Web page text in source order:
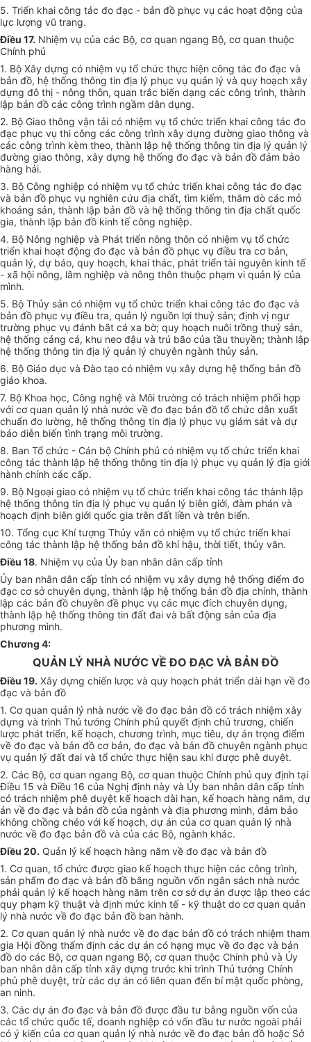
5. Triển khai công tác đo đạc - bản đồ phục vụ các hoạt động của
lực lượng vũ trang.
Điều 17. Nhiệm vụ của các Bộ, cơ quan ngang Bộ, cơ quan thuộc
Chính phủ
1. Bộ Xây dựng có nhiệm vụ tổ chức thực hiện công tác đo đạc và
bản đồ, hệ thống thông tin địa lý phục vụ quản lý và quy hoạch xây
dựng đô thị - nông thôn, quan trắc biến dạng các công trình, thành
lập bản đồ các công trình ngầm dân dụng.
2. Bộ Giao thông vận tải có nhiệm vụ tổ chức triển khai công tác đo
đạc phục vụ thi công các công trình xây dựng đường giao thông và
các công trình kèm theo, thành lập hệ thống thông tin địa lý quản lý
đường giao thông, xây dựng hệ thống đo đạc và bản đồ đảm bảo
hàng hải.
3. Bộ Công nghiệp có nhiệm vụ tổ chức triển khai công tác đo đạc
và bản đồ phục vụ nghiên cứu địa chất, tìm kiếm, thăm dò các mỏ
khoáng sản, thành lập bản đồ và hệ thống thông tin địa chất quốc
gia, thành lập bản đồ kinh tế công nghiệp.
4. Bộ Nông nghiệp và Phát triển nông thôn có nhiệm vụ tổ chức
triển khai hoạt động đo đạc và bản đồ phục vụ điều tra cơ bản,
quản lý, dự báo, quy hoạch, khai thác, phát triển tài nguyên kinh tế
- xã hội nông, lâm nghiệp và nông thôn thuộc phạm vi quản lý của
mình.
5. Bộ Thủy sản có nhiệm vụ tổ chức triển khai công tác đo đạc và
bản đồ phục vụ điều tra, quản lý nguồn lợi thuỷ sản; định vị ngư
trường phục vụ đánh bắt cá xa bờ; quy hoạch nuôi trồng thuỷ sản,
hệ thống cảng cá, khu neo đậu và trú bão của tầu thuyền; thành lập
hệ thống thông tin địa lý quản lý chuyên ngành thủy sản.
6. Bộ Giáo dục và Đào tạo có nhiệm vụ xây dựng hệ thống bản đồ
giáo khoa.
7. Bộ Khoa học, Công nghệ và Môi trường có trách nhiệm phối hợp
với cơ quan quản lý nhà nước về đo đạc bản đồ tổ chức dẫn xuất
chuẩn đo lường, hệ thống thông tin địa lý phục vụ giám sát và dự
báo diễn biến tình trạng môi trường.
8. Ban Tổ chức - Cán bộ Chính phủ có nhiệm vụ tổ chức triển khai
công tác thành lập hệ thống thông tin địa lý phục vụ quản lý địa giới
hành chính các cấp.
9. Bộ Ngoại giao có nhiệm vụ tổ chức triển khai công tác thành lập
hệ thống thông tin địa lý phục vụ quản lý biên giới, đàm phán và
hoạch định biên giới quốc gia trên đất liền và trên biển.
10. Tổng cục Khí tượng Thủy văn có nhiệm vụ tổ chức triển khai
công tác thành lập hệ thống bản đồ khí hậu, thời tiết, thủy văn.
Điều 18. Nhiệm vụ của Ủy ban nhân dân cấp tỉnh
Ủy ban nhân dân cấp tỉnh có nhiệm vụ xây dựng hệ thống điểm đo
đạc cơ sở chuyên dụng, thành lập hệ thống bản đồ địa chính, thành
lập các bản đồ chuyên đề phục vụ các mục đích chuyên dụng,
thành lập hệ thống thông tin đất đai và bất động sản của địa
phương mình.
Chương 4:
QUẢN LÝ NHÀ NƯỚC VỀ ĐO ĐẠC VÀ BẢN ĐỒ
Điều 19. Xây dựng chiến lược và quy hoạch phát triển dài hạn về đo
đạc và bản đồ
1. Cơ quan quản lý nhà nước về đo đạc bản đồ có trách nhiệm xây
dựng và trình Thủ tướng Chính phủ quyết định chủ trương, chiến
lược phát triển, kế hoạch, chương trình, mục tiêu, dự án trọng điểm
về đo đạc và bản đồ cơ bản, đo đạc và bản đồ chuyên ngành phục
vụ quản lý đất đai và tổ chức thực hiện sau khi được phê duyệt.
2. Các Bộ, cơ quan ngang Bộ, cơ quan thuộc Chính phủ quy định tại
Điều 15 và Điều 16 của Nghị định này và Ủy ban nhân dân cấp tỉnh
có trách nhiệm phê duyệt kế hoạch dài hạn, kế hoạch hàng năm, dự
án về đo đạc và bản đồ của ngành và địa phương mình, đảm bảo
không chồng chéo với kế hoạch, dự án của cơ quan quản lý nhà
nước về đo đạc bản đồ và của các Bộ, ngành khác.
Điều 20. Quản lý kế hoạch hàng năm về đo đạc và bản đồ
1. Cơ quan, tổ chức được giao kế hoạch thực hiện các công trình,
sản phẩm đo đạc và bản đồ bằng nguồn vốn ngân sách nhà nước
phải quản lý kế hoạch hàng năm trên cơ sở dự án được lập theo các
quy phạm kỹ thuật và định mức kinh tế - kỹ thuật do cơ quan quản
lý nhà nước về đo đạc bản đồ ban hành.
2. Cơ quan quản lý nhà nước về đo đạc bản đồ có trách nhiệm tham
gia Hội đồng thẩm định các dự án có hạng mục về đo đạc và bản
đồ do các Bộ, cơ quan ngang Bộ, cơ quan thuộc Chính phủ và Ủy
ban nhân dân cấp tỉnh xây dựng trước khi trình Thủ tướng Chính
phủ phê duyệt, trừ các dự án có liên quan đến bí mật quốc phòng,
an ninh.
3. Các dự án đo đạc và bản đồ được đầu tư bằng nguồn vốn của
các tổ chức quốc tế, doanh nghiệp có vốn đầu tư nước ngoài phải
có ý kiến của cơ quan quản lý nhà nước về đo đạc bản đồ hoặc Sở